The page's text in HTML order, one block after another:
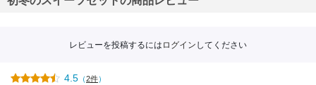
レビューを投稿するには ログイン してください
4.5 （2件）